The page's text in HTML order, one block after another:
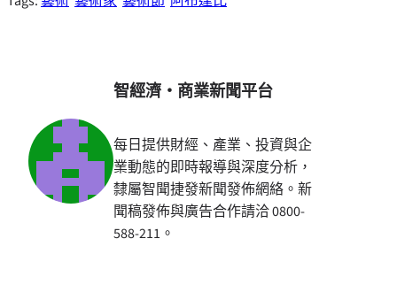
智經濟・商業新聞平台
每日提供財經、產業、投資與企
業動態的即時報導與深度分析，
隸屬智聞捷發新聞發佈網絡。新
聞稿發佈與廣告合作請洽 0800-
588-211。